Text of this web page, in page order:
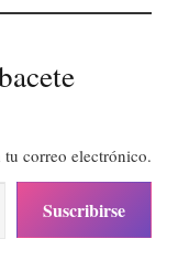
tu correo electrónico.
Suscribirse